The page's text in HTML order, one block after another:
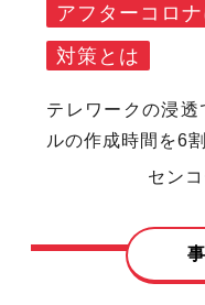
アフターコロ
対策とは
テレワークの浸
ルの作成時間を6
セン